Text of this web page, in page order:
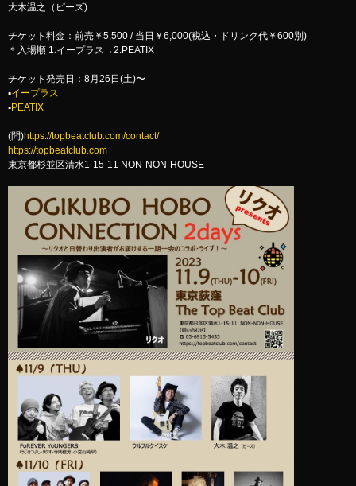
大木温之（ピーズ)
チケット料金：前売￥5,500 / 当日￥6,000(税込・ドリンク代￥600別)
＊入場順 1.イープラス→2.PEATIX
チケット発売日：8月26日(土)〜
▪︎️イープラス
▪︎PEATIX
(問)https://topbeatclub.com/contact/
https://topbeatclub.com
東京都杉並区清水1-15-11 NON-NON-HOUSE